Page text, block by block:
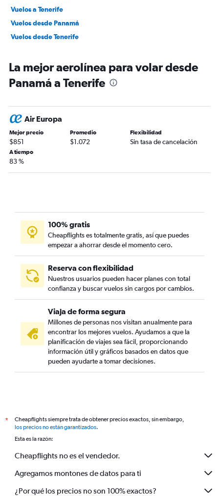
Vuelos a Tenerife
Vuelos desde Panamá
Vuelos desde Tenerife
La mejor aerolínea para volar desde
Panamá a Tenerife
Air Europa
Mejor precio
$851
Promedio
$1.072
Flexibilidad
Sin tasa de cancelación
A tiempo
83 %
100% gratis
Cheapflights es totalmente gratis, así que puedes
empezar a ahorrar desde el momento cero.
Reserva con flexibilidad
Nuestros usuarios pueden hacer planes con total
confianza y buscar vuelos sin cargos por cambios.
Viaja de forma segura
Millones de personas nos visitan anualmente para
encontrar los mejores vuelos. Ayudamos a que la
planificación de viajes sea fácil, proporcionando
información útil y gráficos basados en datos que
pueden ayudarte a tomar decisiones.
*
Cheapflights siempre trata de obtener precios exactos, sin embargo,
los precios no están garantizados.
Esta es la razón:
Cheapflights no es el vendedor.
Agregamos montones de datos para ti
¿Por qué los precios no son 100% exactos?